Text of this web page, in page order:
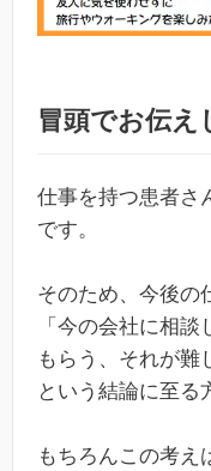
冒頭でお伝え
仕事を持つ患者さ
です。
そのため、今後の
「今の会社に相
もらう、それが難
という結論に至る
もちろんこの考え